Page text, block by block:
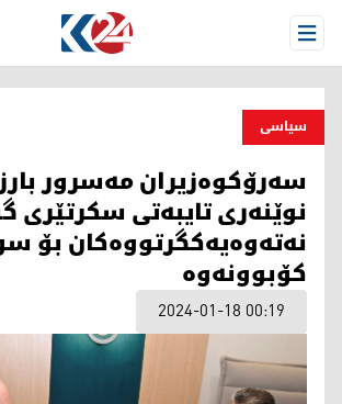
Open Menu
سیاسی
سەرۆکوەزیران مەسرور
نوێنەری تایبەتی سکرتێری
نەتەوەیەکگرتووەکان بۆ
کۆبوونەوە
2024-01-18 00:19